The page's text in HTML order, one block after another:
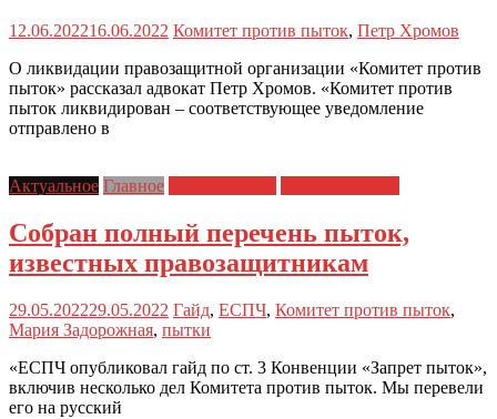
12.06.202216.06.2022 Комитет против пыток, Петр Хромов
О ликвидации правозащитной организации «Комитет против
пыток» рассказал адвокат Петр Хромов. «Комитет против
пыток ликвидирован – соответствующее уведомление
отправлено в
Актуальное Главное
Собран полный перечень пыток,
известных правозащитникам
29.05.202229.05.2022 Гайд, ЕСПЧ, Комитет против пыток,
Мария Задорожная, пытки
«ЕСПЧ опубликовал гайд по ст. 3 Конвенции «Запрет пыток»,
включив несколько дел Комитета против пыток. Мы перевели
его на русский